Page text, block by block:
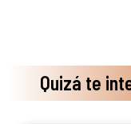
Quizá te